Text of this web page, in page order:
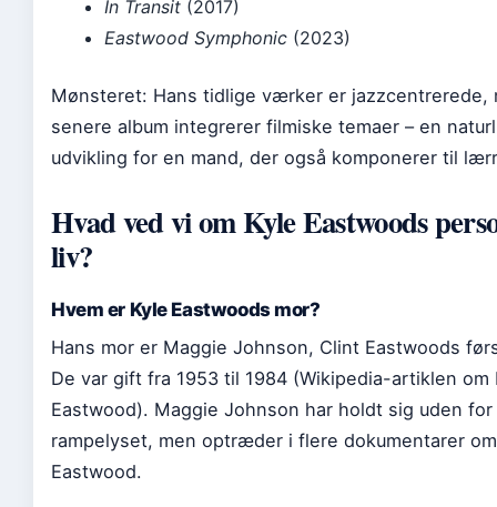
In Transit (2017)
Eastwood Symphonic (2023)
Mønsteret: Hans tidlige værker er jazzcentrerede,
senere album integrerer filmiske temaer – en
udvikling for en mand, der også komponerer til
Hvad ved vi om Kyle Eastwoods
liv?
Hvem er Kyle Eastwoods mor?
Hans mor er Maggie Johnson, Clint Eastwoods
De var gift fra 1953 til 1984 (Wikipedia-artiklen om
Eastwood). Maggie Johnson har holdt sig uden for
rampelyset, men optræder i flere dokumentarer
Eastwood.